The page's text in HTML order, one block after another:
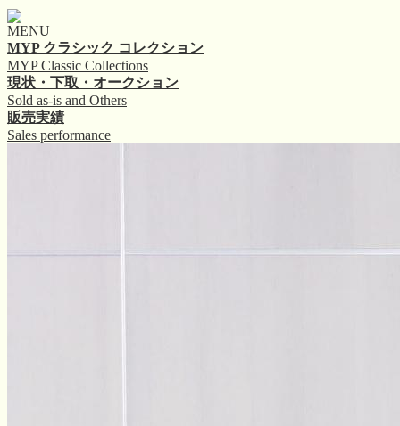
MENU
MYP クラシック コレクション
MYP Classic Collections
現状・下取・オークション
Sold as-is and Others
販売実績
Sales performance